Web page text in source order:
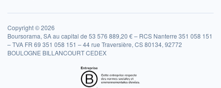
Copyright © 2026
Boursorama, SA au capital de 53 576 889,20 € – RCS Nanterre 351 058 151
– TVA FR 69 351 058 151 – 44 rue Traversière, CS 80134, 92772
BOULOGNE BILLANCOURT CEDEX